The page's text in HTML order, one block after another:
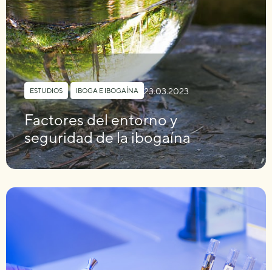
ESTUDIOS , IBOGA E IBOGAÍNA 23.03.2023
Factores del entorno y
seguridad de la ibogaína